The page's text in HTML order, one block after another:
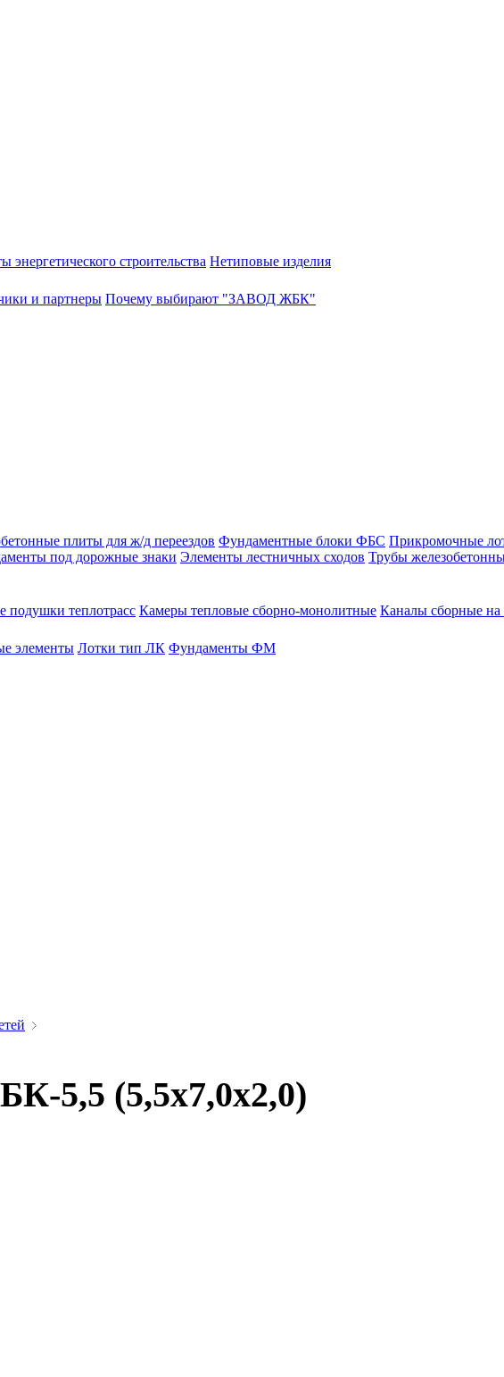
энергетического строительства Нетиповые изделия
и партнеры Почему выбирают "ЗАВОД ЖБК"
плиты для ж/д переездов Фундаментные блоки ФБС Прикромочные
под дорожные знаки Элементы лестничных сходов Трубы
подушки теплотрасс Камеры тепловые сборно-монолитные Каналы сборные на
элементы Лотки тип ЛК Фундаменты ФМ
5,5 (5,5х7,0х2,0)